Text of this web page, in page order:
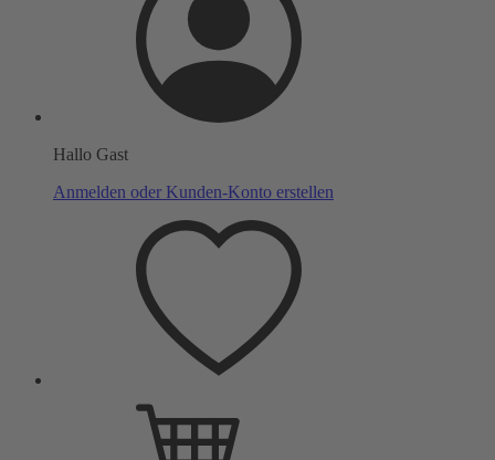
Hallo Gast
Anmelden oder Kunden-Konto erstellen